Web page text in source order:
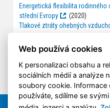
Energetická flexibilita
střední Evropy
(2020)
Tlakové ztráty ohebných
Všechny obhájené diplomové
prostředí naleznete na dSpace
Web používá cookies
K personalizaci obsahu a
sociálních médií a analýze
soubory cookie. Informace
používáte, sdílíme se